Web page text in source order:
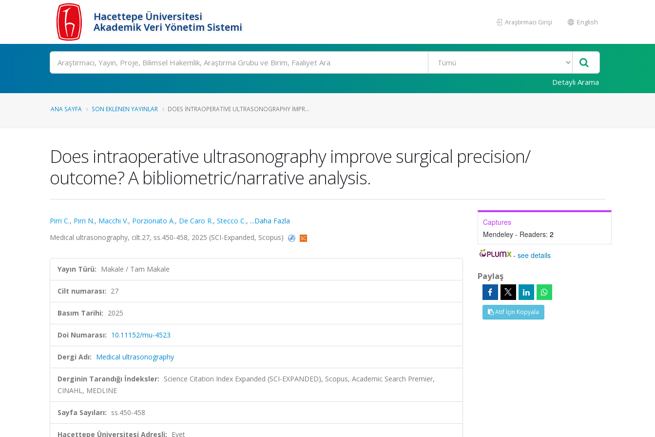
Hacettepe Üniversitesi
Akademik Veri Yönetim Sistemi
Araştırmacı Girişi English
Ara
Detaylı Arama
ANA SAYFA SON EKLENEN YAYINLAR DOES INTRAOPERATIVE ULTRASONOGRAPHY IMPR...
Does intraoperative ultrasonography improve surgical precision/
outcome? A bibliometric/narrative analysis.
Pirri C., Pirri N., Macchi V., Porzionato A., De Caro R., Stecco C., ...Daha Fazla
Medical ultrasonography, cilt.27, ss.450-458, 2025 (SCI-Expanded, Scopus)
Yayın Türü: Makale / Tam Makale
Cilt numarası: 27
Basım Tarihi: 2025
Doi Numarası: 10.11152/mu-4523
Dergi Adı: Medical ultrasonography
Derginin Tarandığı İndeksler: Science Citation Index Expanded (SCI-EXPANDED), Scopus, Academic Search Premier,
CINAHL, MEDLINE
Sayfa Sayıları: ss.450-458
Hacettepe Üniversitesi Adresli: Evet
Captures
Mendeley - Readers: 2
-see details
Paylaş
Atıf İçin Kopyala